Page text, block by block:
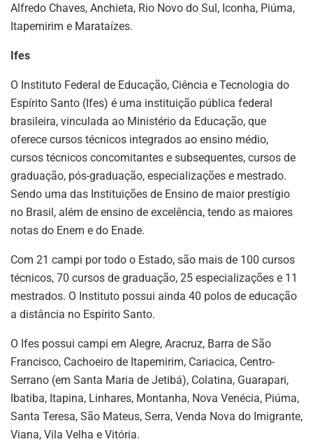
Alfredo Chaves, Anchieta, Rio Novo do Sul, Iconha, Piúma,
Itapemirim e Marataízes.
Ifes
O Instituto Federal de Educação, Ciência e Tecnologia do
Espírito Santo (Ifes) é uma instituição pública federal
brasileira, vinculada ao Ministério da Educação, que
oferece cursos técnicos integrados ao ensino médio,
cursos técnicos concomitantes e subsequentes, cursos de
graduação, pós-graduação, especializações e mestrado.
Sendo uma das Instituições de Ensino de maior prestígio
no Brasil, além de ensino de excelência, tendo as maiores
notas do Enem e do Enade.
Com 21 campi por todo o Estado, são mais de 100 cursos
técnicos, 70 cursos de graduação, 25 especializações e 11
mestrados. O Instituto possui ainda 40 polos de educação
a distância no Espírito Santo.
O Ifes possui campi em Alegre, Aracruz, Barra de São
Francisco, Cachoeiro de Itapemirim, Cariacica, Centro-
Serrano (em Santa Maria de Jetibá), Colatina, Guarapari,
Ibatiba, Itapina, Linhares, Montanha, Nova Venécia, Piúma,
Santa Teresa, São Mateus, Serra, Venda Nova do Imigrante,
Viana, Vila Velha e Vitória.